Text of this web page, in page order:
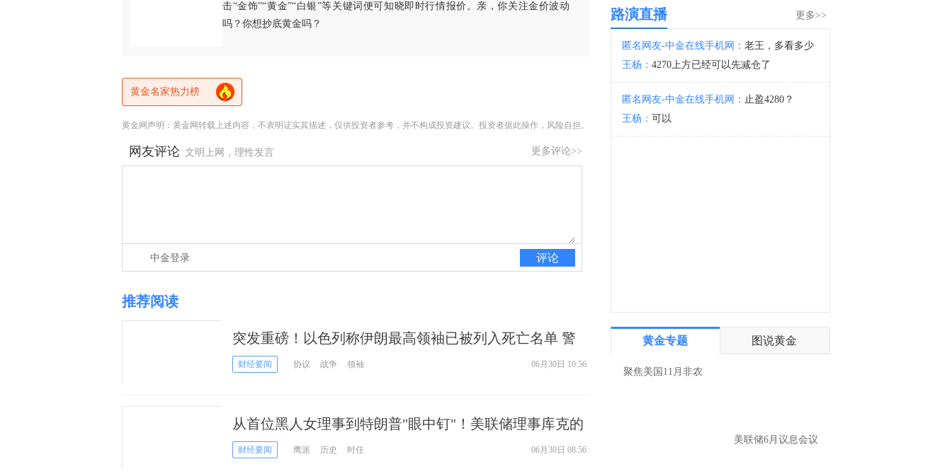
击“金饰”“黄金”“白银”等关键词便可知晓即时行情报价。亲，你关注金价波动
吗？你想抄底黄金吗？
黄金名家热力榜
黄金网声明：黄金网转载上述内容，不表明证实其描述，仅供投资者参考，并不构成投资建议。投资者据此操作，风险自担。
更多评论>>
网友评论 文明上网，理性发言
评论
中金登录
推荐阅读
突发重磅！以色列称伊朗最高领袖已被列入死亡名单 警
告战争恐在两天内重启
财经要闻 协议 战争 领袖 06月30日 10:56
从首位黑人女理事到特朗普"眼中钉"！美联储理事库克的
传奇人生
财经要闻 鹰派 历史 时任 06月30日 08:56
23:38:16
23:37:38
更多>>
路演直播
匿名网友-中金在线手机网： 老王，多看多少
王杨： 4270上方已经可以先减仓了
匿名网友-中金在线手机网： 止盈4280？
王杨： 可以
黄金专题 图说黄金
聚焦美国11月非农
美联储6月议息会议